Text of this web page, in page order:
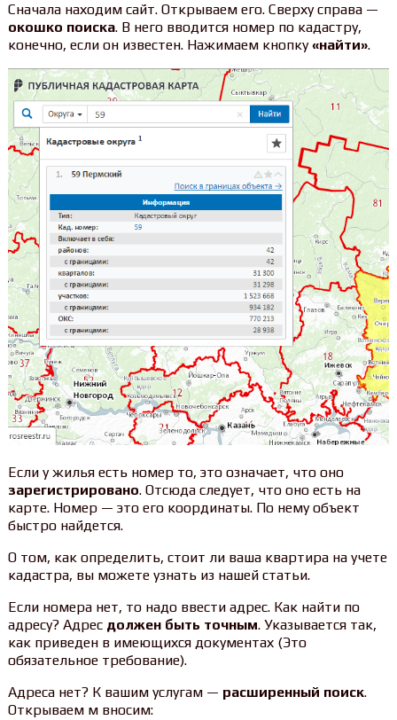
Сначала находим сайт. Открываем его. Сверху справа —
окошко поиска. В него вводится номер по кадастру,
конечно, если он известен. Нажимаем кнопку«найти».
Если у жилья есть номер то, это означает, что оно
зарегистрировано. Отсюда следует, что оно есть на
карте. Номер — это его координаты. По нему объект
быстро найдется.
О том, как определить, стоит ли ваша квартира на учете
кадастра, вы можете узнать из нашей статьи.
Если номера нет, то надо ввести адрес. Как найти по
адресу? Адрес должен быть точным. Указывается так,
как приведен в имеющихся документах (Это
обязательное требование).
Адреса нет? К вашим услугам — расширенный поиск.
Открываем м вносим: